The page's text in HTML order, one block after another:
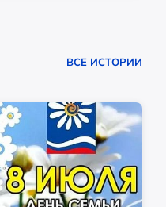
ВСЕ ИСТОРИИ